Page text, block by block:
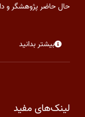
حال حاضر پژوهشگر و
بیشتر بدانید
لینک‌های مفید